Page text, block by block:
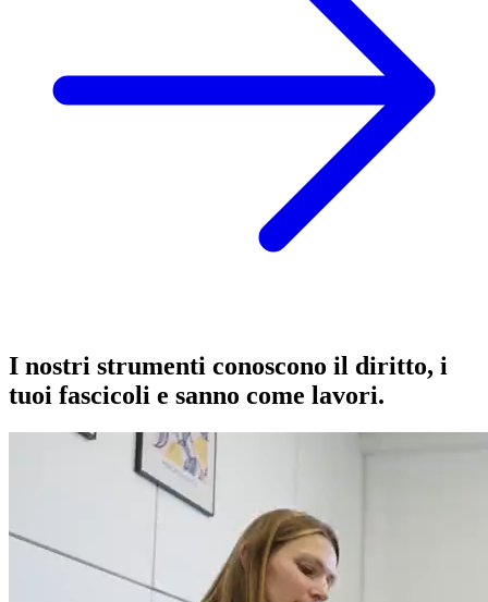
I nostri strumenti conoscono il diritto, i
tuoi fascicoli e sanno come lavori.